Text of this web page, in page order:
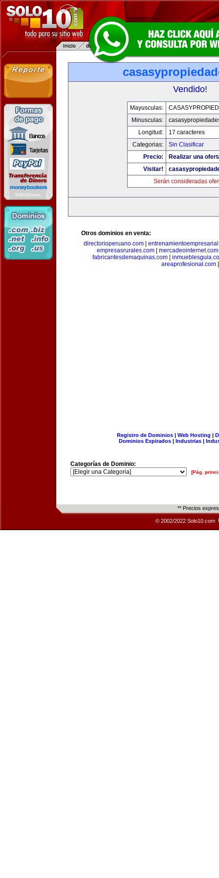
Vendido!
Mayusculas:
Minusculas:
Longitud:
17 caracteres
Categorias:
Sin Clasificar
Precio:
Realizar una
Visitar!
Serán consideradas
Otros dominios en venta:
directorioperuano.com|
empresasrurales.com
mercadeointernet.com
fabricantesdemaquinas.com|
areaprofesional.com
Registro de Dominios| Web Hosting |
Dominios Expirados | Industrias |
Categorías de Dominio:
[Pág.
** Precios
© 2002/2022 Solo10.com